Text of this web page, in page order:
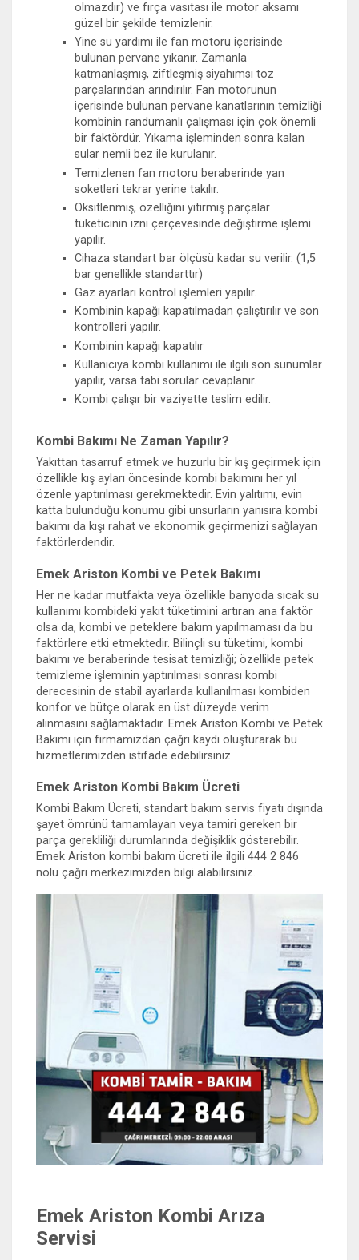
olmazdır) ve fırça vasıtası ile motor aksamı
güzel bir şekilde temizlenir.
Yine su yardımı ile fan motoru içerisinde
bulunan pervane yıkanır. Zamanla
katmanlaşmış, ziftleşmiş siyahımsı toz
parçalarından arındırılır. Fan motorunun
içerisinde bulunan pervane kanatlarının temizliği
kombinin randumanlı çalışması için çok önemli
bir faktördür. Yıkama işleminden sonra kalan
sular nemli bez ile kurulanır.
Temizlenen fan motoru beraberinde yan
soketleri tekrar yerine takılır.
Oksitlenmiş, özelliğini yitirmiş parçalar
tüketicinin izni çerçevesinde değiştirme işlemi
yapılır.
Cihaza standart bar ölçüsü kadar su verilir. (1,5
bar genellikle standarttır)
Gaz ayarları kontrol işlemleri yapılır.
Kombinin kapağı kapatılmadan çalıştırılır ve son
kontrolleri yapılır.
Kombinin kapağı kapatılır
Kullanıcıya kombi kullanımı ile ilgili son sunumlar
yapılır, varsa tabi sorular cevaplanır.
Kombi çalışır bir vaziyette teslim edilir.
Kombi Bakımı Ne Zaman Yapılır?
Yakıttan tasarruf etmek ve huzurlu bir kış geçirmek için
özellikle kış ayları öncesinde kombi bakımını her yıl
özenle yaptırılması gerekmektedir. Evin yalıtımı, evin
katta bulunduğu konumu gibi unsurların yanısıra kombi
bakımı da kışı rahat ve ekonomik geçirmenizi sağlayan
faktörlerdendir.
Emek Ariston Kombi ve Petek Bakımı
Her ne kadar mutfakta veya özellikle banyoda sıcak su
kullanımı kombideki yakıt tüketimini artıran ana faktör
olsa da, kombi ve peteklere bakım yapılmaması da bu
faktörlere etki etmektedir. Bilinçli su tüketimi, kombi
bakımı ve beraberinde tesisat temizliği; özellikle petek
temizleme işleminin yaptırılması sonrası kombi
derecesinin de stabil ayarlarda kullanılması kombiden
konfor ve bütçe olarak en üst düzeyde verim
alınmasını sağlamaktadır. Emek Ariston Kombi ve Petek
Bakımı için firmamızdan çağrı kaydı oluşturarak bu
hizmetlerimizden istifade edebilirsiniz.
Emek Ariston Kombi Bakım Ücreti
Kombi Bakım Ücreti, standart bakım servis fiyatı dışında
şayet ömrünü tamamlayan veya tamiri gereken bir
parça gerekliliği durumlarında değişiklik gösterebilir.
Emek Ariston kombi bakım ücreti ile ilgili 444 2 846
nolu çağrı merkezimizden bilgi alabilirsiniz.
Emek Ariston Kombi Arıza
Servisi